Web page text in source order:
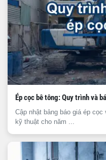
Ép cọc bê tông: Quy trình và
Cập nhật bảng báo giá ép
kỹ thuật cho năm ...